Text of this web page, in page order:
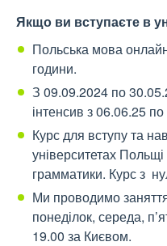
Якщо ви вступаєте в
Польська мова
години.
З 09.09.2024 по
інтенсив з 06.06.25
Курс для вступу та
університетах
грамматики. Курс з
Ми проводимо
понеділок, середа,
19.00 за Києвом.